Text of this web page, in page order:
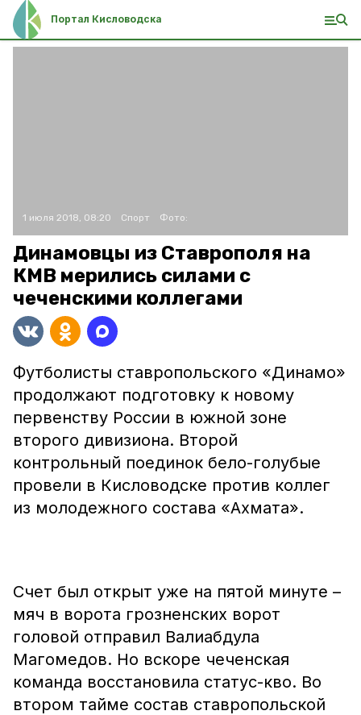
Портал Кисловодска
1 июля 2018, 08:20 Спорт Фото:
Динамовцы из Ставрополя на
КМВ мерились силами с
чеченскими коллегами
Футболисты ставропольского «Динамо»
продолжают подготовку к новому
первенству России в южной зоне
второго дивизиона. Второй
контрольный поединок бело-голубые
провели в Кисловодске против коллег
из молодежного состава «Ахмата».
Счет был открыт уже на пятой минуте –
мяч в ворота грозненских ворот
головой отправил Валиабдула
Магомедов. Но вскоре чеченская
команда восстановила статус-кво. Во
втором тайме состав ставропольской